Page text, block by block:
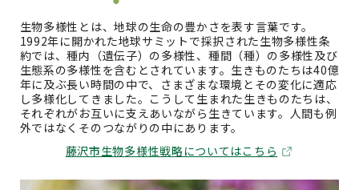
生物多様性とは、地球の生命の豊かさを表す言葉です。
1992年に開かれた地球サミットで採択された生物多様性条
約では、種内（遺伝子）の多様性、種間（種）の多様性及び
生態系の多様性を含むとされています。生きものたちは40億
年に及ぶ長い時間の中で、さまざまな環境とその変化に適応
し多様化してきました。こうして生まれた生きものたちは、
それぞれがお互いに支えあいながら生きています。人間も例
外ではなくそのつながりの中にあります。
藤沢市生物多様性戦略についてはこちら